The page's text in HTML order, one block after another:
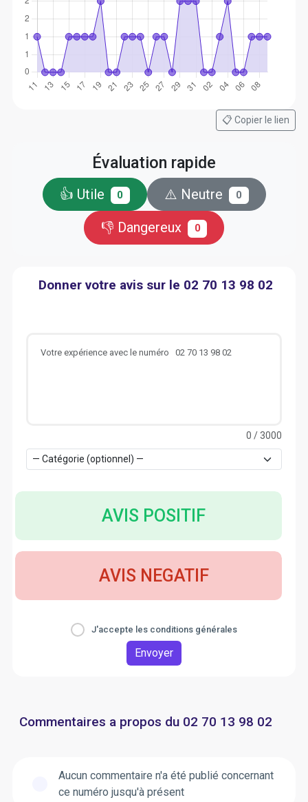
📋 Copier le lien
Évaluation rapide
👍 Utile 0 ⚠️ Neutre 0
👎 Dangereux 0
Donner votre avis sur le 02 70 13 98 02
0 / 3000
AVIS POSITIF
AVIS NEGATIF
J'accepte les conditions générales
Envoyer
Commentaires a propos du 02 70 13 98 02
Aucun commentaire n'a été publié concernant
ce numéro jusqu'à présent